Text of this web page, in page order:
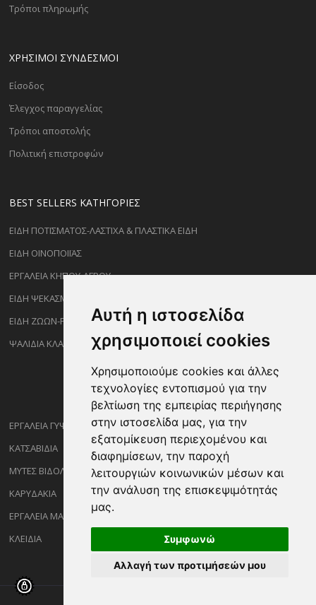
Αυτή η ιστοσελίδα
χρησιμοποιεί cookies
Χρησιμοποιούμε cookies και άλλες
τεχνολογίες εντοπισμού για την
βελτίωση της εμπειρίας περιήγησης
στην ιστοσελίδα μας, για την
εξατομίκευση περιεχομένου και
διαφημίσεων, την παροχή
λειτουργιών κοινωνικών μέσων και
την ανάλυση της επισκεψιμότητάς
μας.
Συμφωνώ
Αλλαγή των προτιμήσεών μου
Τρόποι πληρωμής
ΧΡΗΣΙΜΟΙ ΣΥΝΔΕΣΜΟΙ
Είσοδος
Έλεγχος παραγγελίας
Τρόποι αποστολής
Πολιτική επιστροφών
BEST SELLERS ΚΑΤΗΓΟΡΊΕΣ
ΕΙΔΗ ΠΟΤΙΣΜΑΤΟΣ-ΛΑΣΤΙΧΑ & ΠΛΑΣΤΙΚΑ ΕΙΔΗ
ΕΙΔΗ ΟΙΝΟΠΟΙΪΑΣ
ΕΡΓΑΛΕΙΑ ΚΗΠΟΥ-ΑΓΡΟΥ
ΕΙΔΗ ΨΕΚΑΣΜΟΥ-ΡΑΝΤΙΣΜΑΤΟΣ
ΕΙΔΗ ΖΩΩΝ-PET
ΨΑΛΙΔΙΑ ΚΛΑΔΕΜΑΤΟΣ
ΕΡΓΑΛΕΙΑ ΓΥΨΟΣΑΝΙΔΑΣ
ΚΑΤΣΑΒΙΔΙΑ
ΜΥΤΕΣ ΒΙΔΟΛΟΓΩΝ
ΚΑΡΥΔΑΚΙΑ
ΕΡΓΑΛΕΙΑ ΜΑΡΑΓΓΩΝ
ΚΛΕΙΔΙΑ